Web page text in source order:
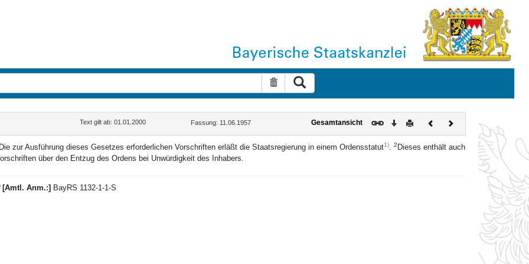
Suche zurücksetzen
Text gilt ab: 01.01.2000 Fassung: 11.06.1957 Gesamtansicht Download
DruckenVorherigesNächstes
Dokument
Die zur Ausführung dieses Gesetzes erforderlichen Vorschriften erläßt die Staatsregierung in einem Ordensstatut1). 2 Dieses enthält auch
über den Entzug des Ordens bei Unwürdigkeit des Inhabers.
[Amtl. Anm.:] BayRS 1132-1-1-S